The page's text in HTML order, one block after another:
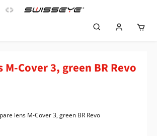
M-Cover 3, green BR Revo